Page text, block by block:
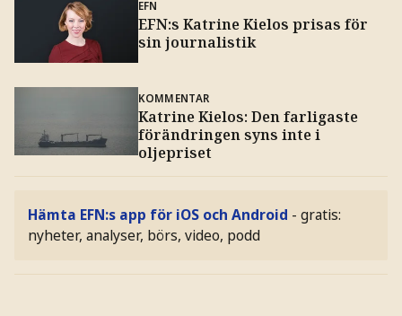
EFN
EFN:s Katrine Kielos prisas för
sin journalistik
KOMMENTAR
Katrine Kielos: Den farligaste
förändringen syns inte i
oljepriset
Hämta EFN:s app för iOS och Android - gratis:
nyheter, analyser, börs, video, podd